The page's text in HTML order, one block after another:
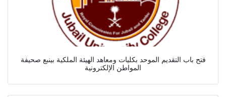
فتح باب التقديم الموحد بكليات ومعاهد الهيئة الملكية بينبع صحيفة
المواطن الإلكترونية